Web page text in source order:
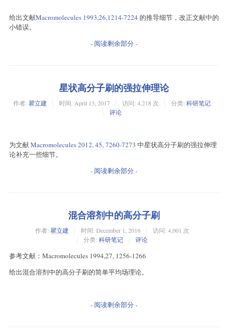
给出文献Macromolecules 1993,26,1214-7224 的推导细节，改正文献中的
小错误。
- 阅读剩余部分 -
星状高分子刷的强拉伸理论
作者: 瞿立建 时间: April 13, 2017 访问: 4,218 次 分类: 科研笔记
评论
为文献Macromolecules 2012, 45, 7260-7273 中星状高分子刷的强拉伸理
论补充一些细节。
- 阅读剩余部分 -
混合溶剂中的高分子刷
作者: 瞿立建 时间: December 1, 2016
访问: 4,001 次
分类: 科研笔记 评论
参考文献：Macromolecules 1994,27, 1256-1266
给出混合溶剂中的高分子刷的简单平均场理论。
- 阅读剩余部分 -